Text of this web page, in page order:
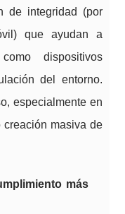
de integridad (por
que ayudan a
dispositivos
del entorno.
especialmente en
masiva de
más